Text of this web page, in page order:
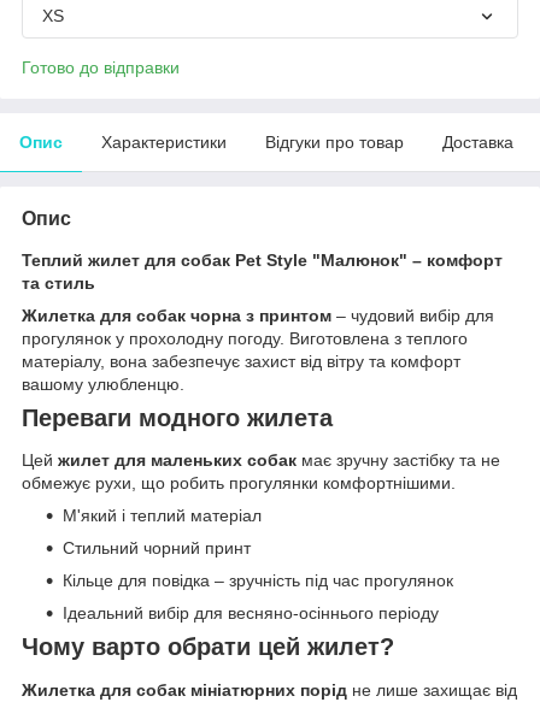
XS
Готово до відправки
Опис Характеристики Відгуки про товар Доставка
Опис
Теплий жилет для собак Pet Style "Малюнок" – комфорт
та стиль
Жилетка для собак чорна з принтом – чудовий вибір для
прогулянок у прохолодну погоду. Виготовлена з теплого
матеріалу, вона забезпечує захист від вітру та комфорт
вашому улюбленцю.
Переваги модного жилета
Цей жилет для маленьких собак має зручну застібку та не
обмежує рухи, що робить прогулянки комфортнішими.
М'який і теплий матеріал
Стильний чорний принт
Кільце для повідка – зручність під час прогулянок
Ідеальний вибір для весняно-осіннього періоду
Чому варто обрати цей жилет?
Жилетка для собак мініатюрних порід не лише захищає від